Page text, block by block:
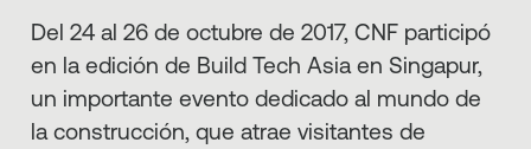
Del 24 al 26 de octubre de 2017, CNF participó
en la edición de Build Tech Asia en Singapur,
un importante evento dedicado al mundo de
la construcción, que atrae visitantes de